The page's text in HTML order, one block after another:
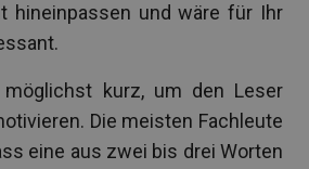
hineinpassen und wäre für Ihr
kurz, um den Leser
Die meisten Fachleute
eine aus zwei bis drei Worten